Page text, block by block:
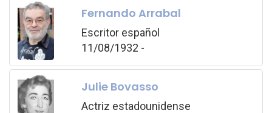
Fernando Arrabal
Escritor español
11/08/1932 -
Julie Bovasso
Actriz estadounidense